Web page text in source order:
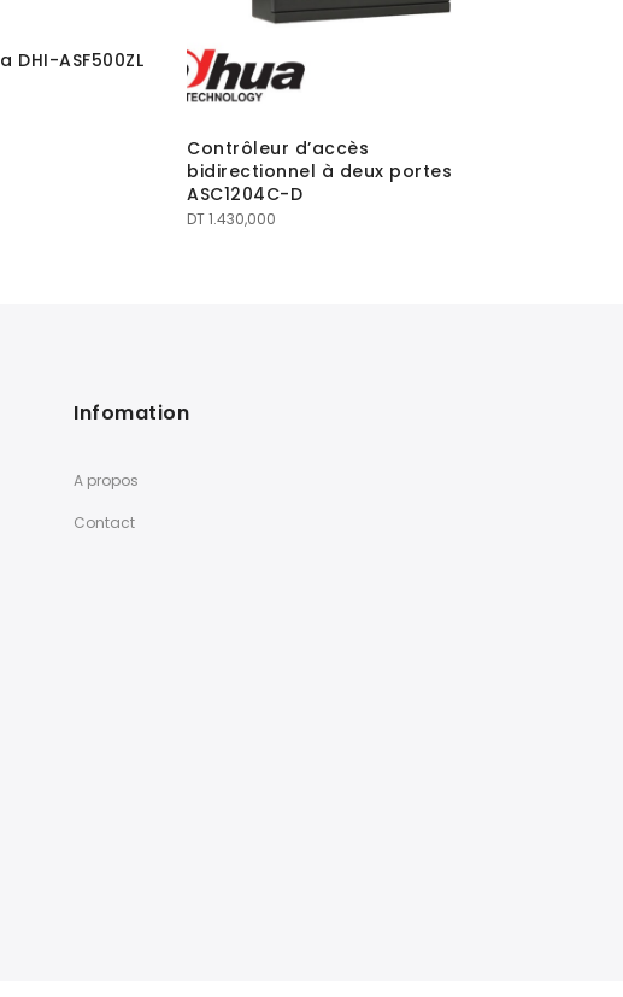
DHI-ASF500ZL
Contrôleur d’accès
bidirectionnel à deux portes
ASC1204C-D
DT1.430,000
Infomation
A propos
Contact